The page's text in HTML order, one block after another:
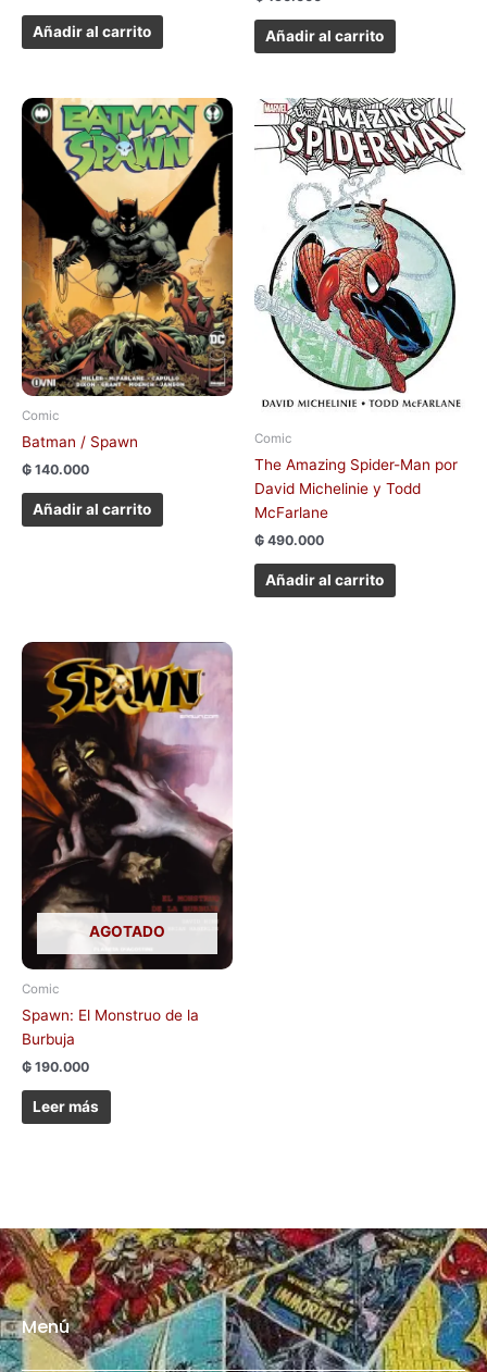
Añadir al carrito Añadir al carrito
Comic
Batman / Spawn
₲ 140.000
Añadir al carrito
Comic
The Amazing Spider-Man por
David Michelinie y Todd
McFarlane
₲ 490.000
Añadir al carrito
AGOTADO
Comic
Spawn: El Monstruo de la
Burbuja
₲ 190.000
Leer más
Menú